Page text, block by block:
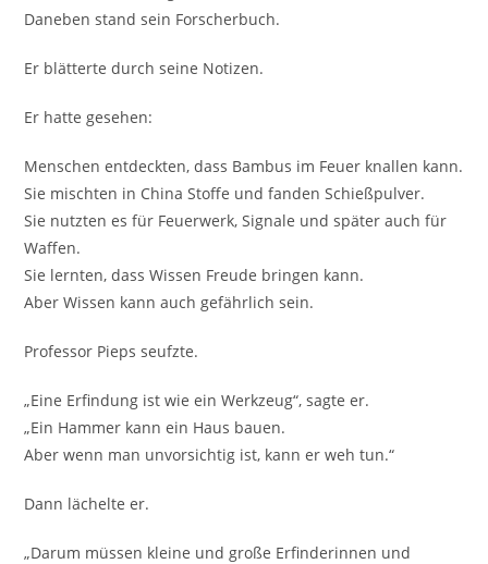
Daneben stand sein Forscherbuch.
Er blätterte durch seine Notizen.
Er hatte gesehen:
Menschen entdeckten, dass Bambus im Feuer knallen kann.
Sie mischten in China Stoffe und fanden Schießpulver.
Sie nutzten es für Feuerwerk, Signale und später auch für
Waffen.
Sie lernten, dass Wissen Freude bringen kann.
Aber Wissen kann auch gefährlich sein.
Professor Pieps seufzte.
„Eine Erfindung ist wie ein Werkzeug“, sagte er.
„Ein Hammer kann ein Haus bauen.
Aber wenn man unvorsichtig ist, kann er weh tun.“
Dann lächelte er.
„Darum müssen kleine und große Erfinderinnen und